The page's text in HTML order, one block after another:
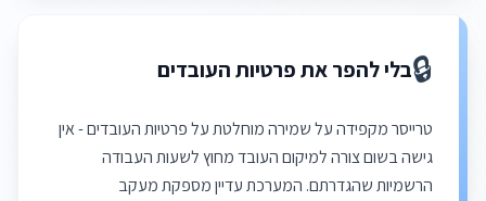
🔒בלי להפר את פרטיות העובדים
טרייסר מקפידה על שמירה מוחלטת על פרטיות העובדים - אין
גישה בשום צורה למיקום העובד מחוץ לשעות העבודה
הרשמיות שהגדרתם. המערכת עדיין מספקת מעקב